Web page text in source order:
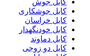
کابل جوش
کابل جوشکاری
کابل خراسان
کابل خودنگهدار
کابل دماوند
کابل دو زوجی